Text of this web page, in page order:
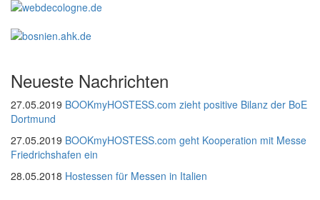
Neueste Nachrichten
27.05.2019 BOOKmyHOSTESS.com zieht positive Bilanz der BoE
Dortmund
27.05.2019 BOOKmyHOSTESS.com geht Kooperation mit Messe
Friedrichshafen ein
28.05.2018 Hostessen für Messen in Italien